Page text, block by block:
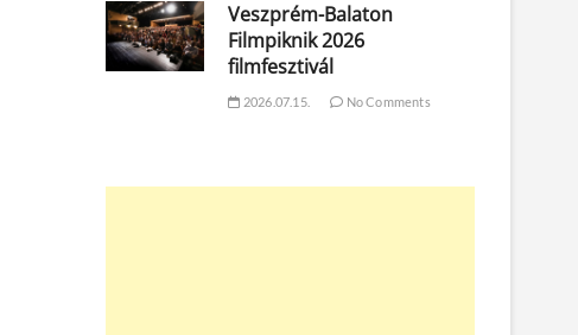
Veszprém-Balaton
Filmpiknik 2026
filmfesztivál
2026.07.15. No Comments